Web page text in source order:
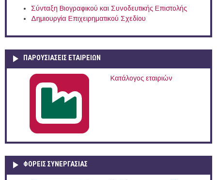
Σύνταξη Βιογραφικού και Συνοδευτικής Επιστολής
Δημιουργία Επιχειρηματικού Σχεδίου
ΠΑΡΟΥΣΙΆΣΕΙΣ ΕΤΑΙΡΕΙΏΝ
Κατάλογος εταιριών
ΦΟΡΕΙΣ ΣΥΝΕΡΓΑΣΙΑΣ